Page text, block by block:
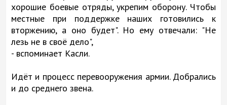
хорошие боевые отряды, укрепим оборону. Чтобы
местные при поддержке наших готовились к
вторжению, а оно будет". Но ему отвечали: "Не
лезь не в своё дело",
- вспоминает Касли.
Идёт и процесс перевооружения армии. Добрались
и до среднего звена.